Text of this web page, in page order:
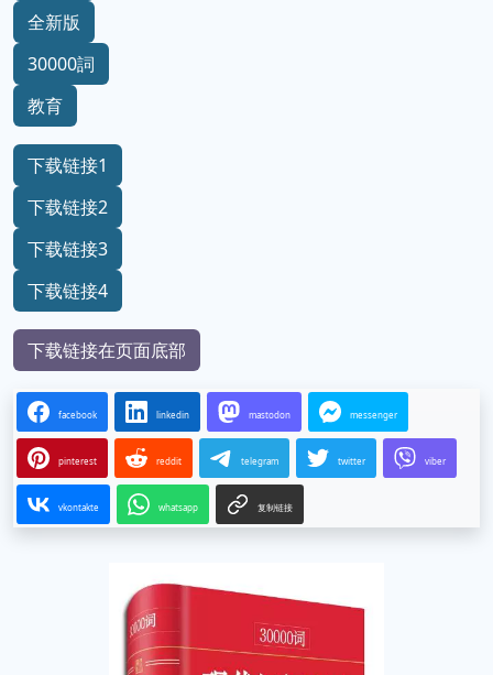
全新版
30000詞
教育
下载链接1
下载链接2
下载链接3
下载链接4
下载链接在页面底部
facebook linkedin mastodon messenger
pinterest reddit telegram twitter viber
vkontakte whatsapp 复制链接